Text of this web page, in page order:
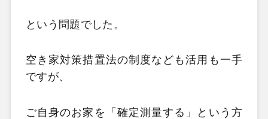
という問題でした。
空き家対策措置法の制度なども活用も一手
ですが、
ご自身のお家を「確定測量する」という方